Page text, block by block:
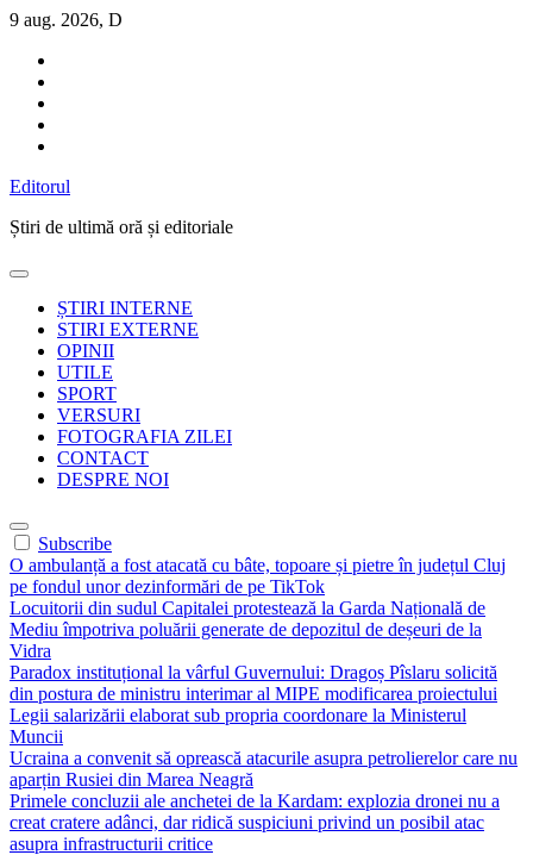
Sari
conținut
9 aug. 2026, D
Editorul
Știri de ultimă oră și editoriale
ȘTIRI INTERNE
STIRI EXTERNE
OPINII
UTILE
SPORT
VERSURI
FOTOGRAFIA ZILEI
CONTACT
DESPRE NOI
Subscribe
O ambulanță a fost atacată cu bâte, topoare și pietre în județul Cluj
pe fondul unor dezinformări de pe TikTok
Locuitorii din sudul Capitalei protestează la Garda Națională de
Mediu împotriva poluării generate de depozitul de deșeuri de la
Vidra
Paradox instituțional la vârful Guvernului: Dragoș Pîslaru solicită
din postura de ministru interimar al MIPE modificarea proiectului
Legii salarizării elaborat sub propria coordonare la Ministerul
Muncii
Ucraina a convenit să oprească atacurile asupra petrolierelor care nu
aparțin Rusiei din Marea Neagră
Primele concluzii ale anchetei de la Kardam: explozia dronei nu a
creat cratere adânci, dar ridică suspiciuni privind un posibil atac
asupra infrastructurii critice